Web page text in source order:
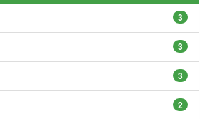
3
3
3
2